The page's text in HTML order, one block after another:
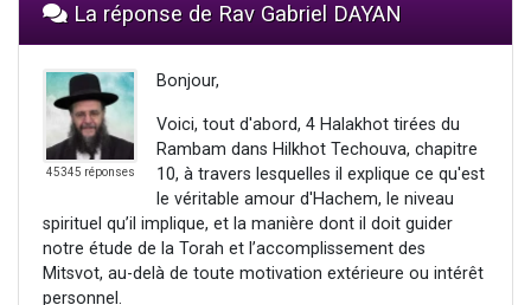
La réponse de Rav Gabriel DAYAN
45345 réponses
Bonjour,
Voici, tout d'abord, 4 Halakhot tirées du
Rambam dans Hilkhot Techouva, chapitre
10, à travers lesquelles il explique ce qu'est
le véritable amour d'Hachem, le niveau
spirituel qu’il implique, et la manière dont il doit guider
notre étude de la Torah et l’accomplissement des
Mitsvot, au-delà de toute motivation extérieure ou intérêt
personnel.